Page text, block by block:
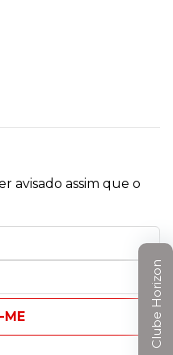
avisado assim que o
ME Clube Horizon